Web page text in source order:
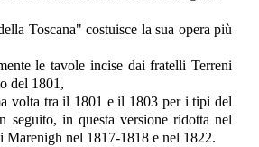
Toscana" costuisce la sua opera più
le tavole incise dai fratelli Terreni
del 1801,
volta tra il 1801 e il 1803 per i tipi del
seguito, in questa versione ridotta nel
Marenigh nel 1817-1818 e nel 1822.